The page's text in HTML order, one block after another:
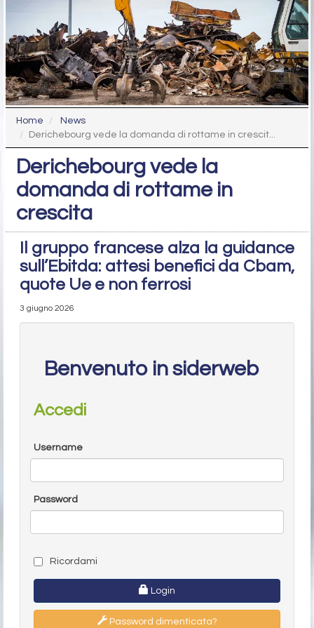
Home
News
Derichebourg vede la domanda di rottame in crescit...
Derichebourg vede la
domanda di rottame in
crescita
Il gruppo francese alza la guidance
sull’Ebitda: attesi benefici da Cbam,
quote Ue e non ferrosi
3 giugno 2026
Benvenuto in siderweb
Accedi
Username
Password
Ricordami
Login
Password dimenticata?